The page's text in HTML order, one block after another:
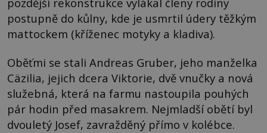
postupně do kůlny, kde je usmrtil údery těžkým
mattockem (kříženec motyky a kladiva).
Oběťmi se stali Andreas Gruber, jeho manželka
Cäzilia, jejich dcera Viktorie, dvě vnučky a nová
služebná, která na farmu nastoupila pouhých
pár hodin před masakrem. Nejmladší obětí byl
dvouletý Josef, zavražděný přímo v kolébce.